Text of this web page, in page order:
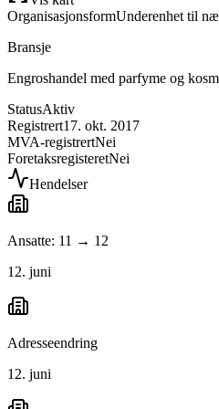
OrganisasjonsformUnderenhet til
Bransje
Engroshandel med parfyme og
StatusAktiv
Registrert17. okt. 2017
MVA-registrertNei
ForetaksregisteretNei
Hendelser
Ansatte: 11 → 12
12. juni
Adresseendring
12. juni